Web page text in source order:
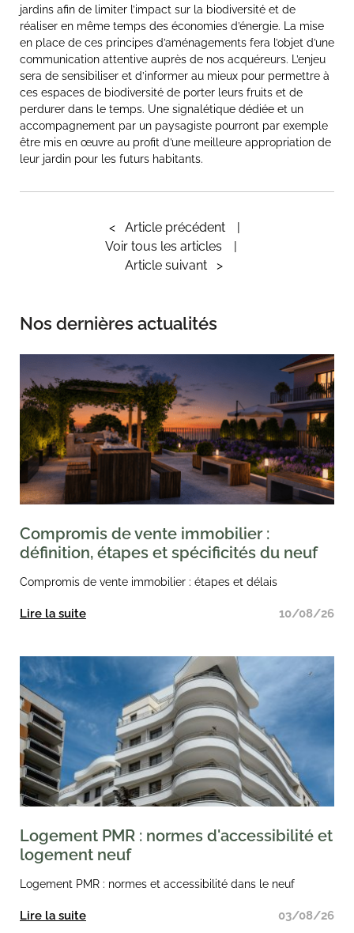
jardins afin de limiter l’impact sur la biodiversité et de
réaliser en même temps des économies d’énergie. La mise
en place de ces principes d’aménagements fera l’objet d’une
communication attentive auprès de nos acquéreurs. L’enjeu
sera de sensibiliser et d’informer au mieux pour permettre à
ces espaces de biodiversité de porter leurs fruits et de
perdurer dans le temps. Une signalétique dédiée et un
accompagnement par un paysagiste pourront par exemple
être mis en œuvre au profit d’une meilleure appropriation de
leur jardin pour les futurs habitants.
<
Article précédent
Voir tous les articles
Article suivant
>
Nos dernières actualités
Compromis de vente immobilier :
définition, étapes et spécificités du neuf
Compromis de vente immobilier : étapes et délais
Lire la suite 10/08/26
Logement PMR : normes d'accessibilité et
logement neuf
Logement PMR : normes et accessibilité dans le neuf
Lire la suite 03/08/26